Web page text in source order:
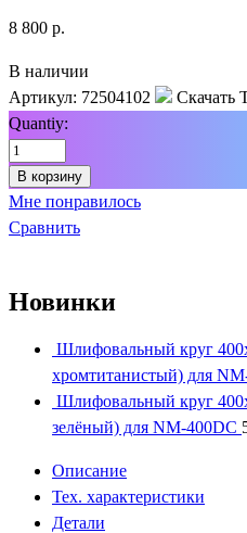
8 800 р.
В наличии
Артикул: 72504102
Скачать
Quantiy:
В корзину
Мне понравилось
Сравнить
Новинки
Шлифовальный круг
хромтитанистый) для
Шлифовальный круг
зелёный) для NM-400DC
Описание
Тех. характеристики
Детали